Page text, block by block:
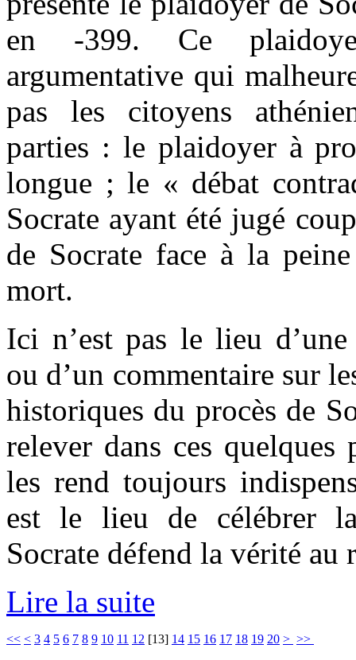
en -399. Ce
argumentative qui
pas les citoyens
parties : le plaidoyer à
longue ; le « débat
Socrate ayant été jugé
de Socrate face à la
mort.
Ici n’est pas le lieu
ou d’un commentaire sur
historiques du procès de
relever dans ces
les rend toujours
est le lieu de célébrer
Socrate défend la vérité au
Lire la suite
<< < 3 4 5 6 7 8 9 10 11 12 [13] 14 15 16 17 18 19 20 > >>